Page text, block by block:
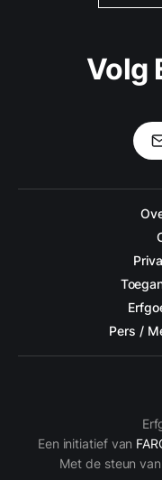
Volg
Pers /
Een initiatief van
Met de steun van